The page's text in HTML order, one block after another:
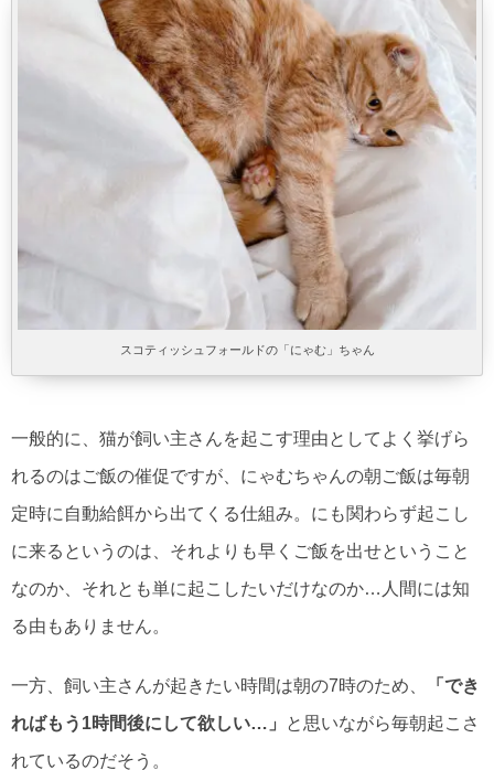
スコティッシュフォールドの「にゃむ」ちゃん
一般的に、猫が飼い主さんを起こす理由としてよく挙げら
れるのはご飯の催促ですが、にゃむちゃんの朝ご飯は毎朝
定時に自動給餌から出てくる仕組み。にも関わらず起こし
に来るというのは、それよりも早くご飯を出せということ
なのか、それとも単に起こしたいだけなのか…人間には知
る由もありません。
一方、飼い主さんが起きたい時間は朝の7時のため、
「でき
ればもう1時間後にして欲しい…」
と思いながら毎朝起こさ
れているのだそう。